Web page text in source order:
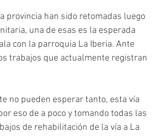
provincia han sido retomadas luego
una de esas es la esperada
con la parroquia La Iberia. Ante
trabajos que actualmente registran
no pueden esperar tanto, esta vía
eso de a poco y tomando todas las
de rehabilitación de la vía a La